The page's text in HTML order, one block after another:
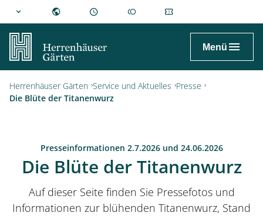
Menü
hannover.de
Herrenhäuser Gärten Service und Aktuelles Presse
Die Blüte der Titanenwurz
Presseinformationen 2.7.2026 und 24.06.2026
Die Blüte der Titanenwurz
Auf dieser Seite finden Sie Pressefotos und
Informationen zur blühenden Titanenwurz, Stand